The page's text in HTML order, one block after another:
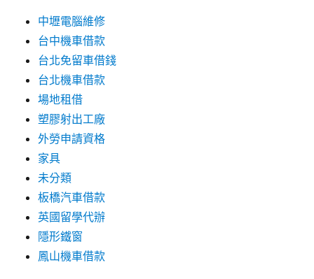
中壢電腦維修
台中機車借款
台北免留車借錢
台北機車借款
場地租借
塑膠射出工廠
外勞申請資格
家具
未分類
板橋汽車借款
英國留學代辦
隱形鐵窗
鳳山機車借款